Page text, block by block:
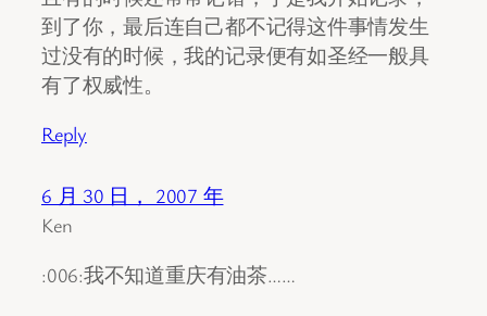
到了你，最后连自己都不记得这件事情发生
过没有的时候，我的记录便有如圣经一般具
有了权威性。
Reply
6 月 30 日， 2007 年
Ken
:006:我不知道重庆有油茶……